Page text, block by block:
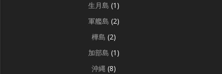
生月島 (1)
軍艦島 (2)
樺島 (2)
加部島 (1)
沖縄 (8)